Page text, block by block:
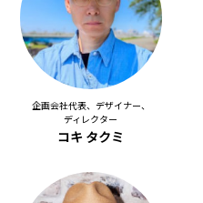
企画会社代表、デザイナー、
ディレクター
コキ タクミ